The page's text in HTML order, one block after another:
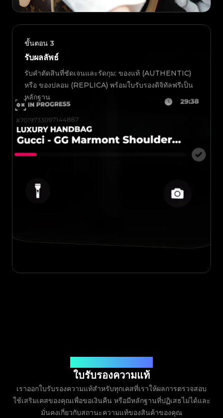
ขั้นตอน 3
รับผลลัพธ์
รับคำตัดสินที่ชัดเจนและรัดกุม: ของแท้ (AUTHENTIC)
หรือ ของปลอม (REPLICA) พร้อมใบรับรองดิจิทัลฟรีเป็น
หลักฐาน
ใบรับรองความแท้
เราออกใบรับรองความแท้สำหรับทุกเคสที่เราให้ผลการตรวจสอบ
ใช้เสริมเคสของคุณเพื่อขอเงินคืน หรือมีหลักฐานที่ปฏิเสธไม่ได้และ
มั่นคงเกี่ยวกับสถานะความแท้ของสินค้าของคุณ